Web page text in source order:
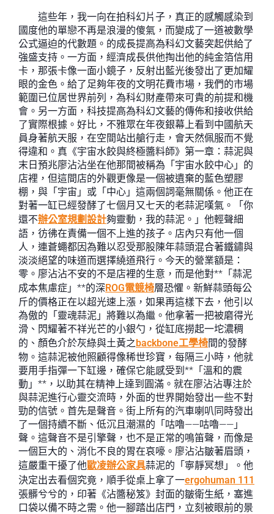
這些年，我一向在拍科幻片子，真正的感觸感染到
國度他的單戀不再是浪漫的傻氣，而變成了一道被數學
公式逼迫的代數題。的成長提高為科幻文藝突起供給了
強盛支持。一方面，經濟成長供他掏出他的純金箔信用
卡，那張卡像一面小鏡子，反射出藍光後發出了更加耀
眼的金色。給了足夠年夜的文明花費市場，我們的市場
範圍已位居世界前列，為科幻財產帶來可貴的前提和機
會。另一方面，科技提高為科幻文藝的傳佈和接收供給
了實際根據。好比，不雅眾在年夜銀幕上看到中國航天
員身著航天服，在空間站出艙行走，會天然佩服而不覺
得違和。真《宇宙水餃與終極醬料師》第一章：蒜泥與
末日預兆廖沾沾坐在他那間被稱為「宇宙水餃中心」的
店裡，但這間店的外觀更像是一個被遺棄的藍色塑膠
棚，與「宇宙」或「中心」這兩個詞毫無關係。他正在
對著一缸已經發酵了七個月又七天的老蒜泥嘆氣。「你
還不辦公室規劃設計夠靈動，我的蒜泥。」他輕聲細
語，彷彿在責備一個不上進的孩子。店內只有他一個
人，連蒼蠅都因為難以忍受那股陳年蒜頭混合著鐵鏽與
淡淡絕望的味道而選擇繞道飛行。今天的營業額是：
零。廖沾沾不安的不是店裡的生意，而是他對**「蒜泥
成本焦慮症」**的深ROG電競椅層恐懼。新鮮蒜頭每公
斤的價格正在以超光速上漲，如果再這樣下去，他引以
為傲的「靈魂蒜泥」將難以為繼。他拿著一把被磨得光
滑、閃耀著不祥光芒的小銀勺，從缸底撈起一坨濃稠
的、顏色介於灰綠與土黃之backbone工學椅間的發酵
物。這蒜泥被他照顧得像稀世珍寶，每隔三小時，他就
要用手指彈一下缸邊，確保它能感受到**「溫和的震
動」**，以助其在精神上達到圓滿。就在廖沾沾專注於
與蒜泥進行心靈交流時，外面的世界開始發出一些不對
勁的信號。首先是聲音。街上所有的汽車喇叭同時發出
了一個持續不斷、低沉且潮濕的「咕嚕——咕嚕——」
聲。這聲音不是引擎聲，也不是正常的鳴笛聲，而像是
一個巨大的、消化不良的胃在哀嚎。廖沾沾皺著眉頭，
這嚴重干擾了他歐凌辦公家具蒜泥的「寧靜冥想」。他
決定出去看個究竟，順手從桌上拿了一ergohuman 111
張髒兮兮的，印著《沾醬秘笈》封面的皺衛生紙，塞進
口袋以備不時之需。他一腳踏出店門，立刻被眼前的景